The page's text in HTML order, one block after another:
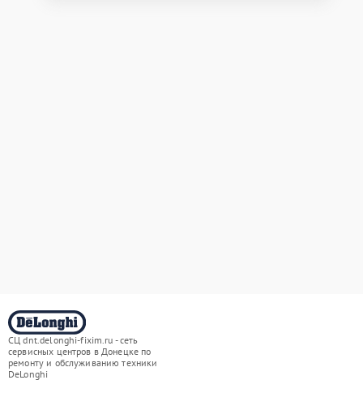
СЦ dnt.delonghi-fixim.ru - сеть
сервисных центров в Донецке по
ремонту и обслуживанию техники
DeLonghi